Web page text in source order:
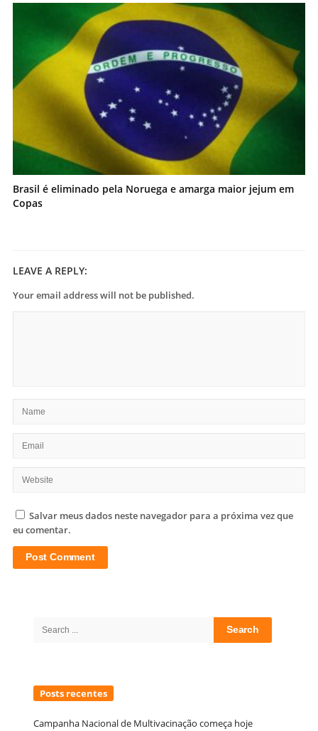
Brasil é eliminado pela Noruega e amarga maior jejum em
Copas
LEAVE A REPLY:
Your email address will not be published.
Salvar meus dados neste navegador para a próxima vez que
eu comentar.
Search
Posts recentes
Campanha Nacional de Multivacinação começa hoje